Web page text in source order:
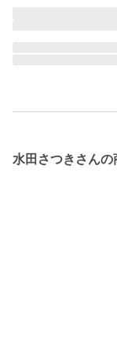
水田さつきさんの